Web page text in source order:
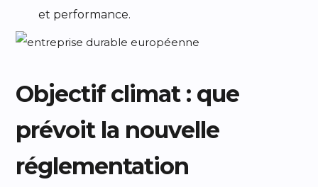
et performance.
Objectif climat : que
prévoit la nouvelle
réglementation